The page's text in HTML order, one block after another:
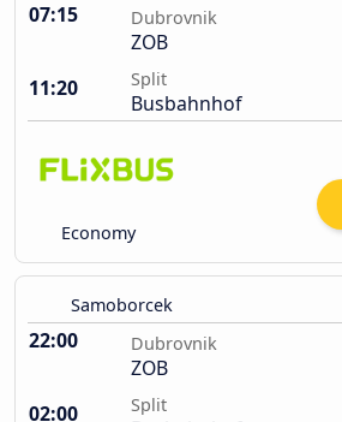
07:15 Dubrovnik
ZOB
11:20
Split
Busbahnhof
Economy
Samoborcek
22:00 Dubrovnik
ZOB
02:00
Split